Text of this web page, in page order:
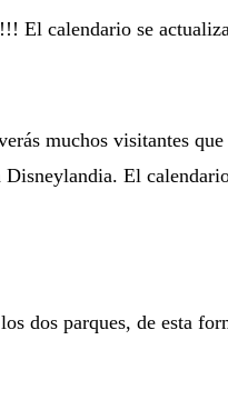
El calendario se
muchos visitantes
El
parques, de esta